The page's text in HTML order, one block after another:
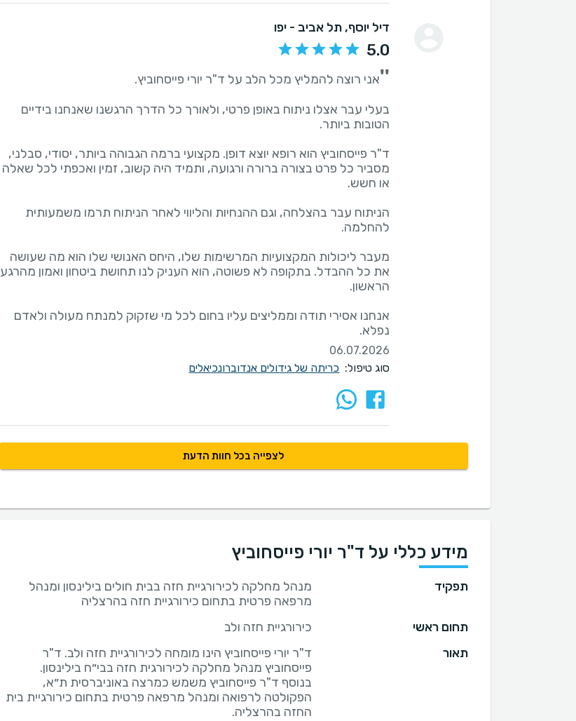
דיל יוסף, תל אביב - יפו
5.0
''
בעלי עבר אצלו ניתוח באופן פרטי, ולאורך כל הדרך הרגשנו שאנחנו בידיים
ד"ר פייסחוביץ הוא רופא יוצא דופן. מקצועי ברמה הגבוהה ביותר, יסודי, סבלני,
מסביר כל פרט בצורה ברורה ורגועה, ותמיד היה קשוב, זמין ואכפתי לכל שאלה
הניתוח עבר בהצלחה, וגם ההנחיות והליווי לאחר הניתוח תרמו משמעותית
מעבר ליכולות המקצועיות המרשימות שלו, היחס האנושי שלו הוא מה שעושה
את כל ההבדל. בתקופה לא פשוטה, הוא העניק לנו תחושת ביטחון ואמון מהרגע
אנחנו אסירי תודה וממליצים עליו בחום לכל מי שזקוק למנתח מעולה ולאדם
נפלא.
06.07.2026
סוג טיפול: כריתה של גידולים אנדוברונכיאלים
לצפייה בכל חוות הדעת
מידע כללי על ד"ר יורי פייסחוביץ
תפקיד
מנהל מחלקה לכירורגיית חזה בבית חולים בילינסון ומנהל
מרפאה פרטית בתחום כירורגיית חזה בהרצליה
תחום ראשי
כירורגיית חזה ולב
תאור
ד"ר יורי פייסחוביץ הינו מומחה לכירורגיית חזה ולב. ד"ר
בנוסף ד"ר פייסחוביץ משמש כמרצה באוניברסית ת״א,
הפקולטה לרפואה ומנהל מרפאה פרטית בתחום כירורגיית בית
החזה בהרצליה.